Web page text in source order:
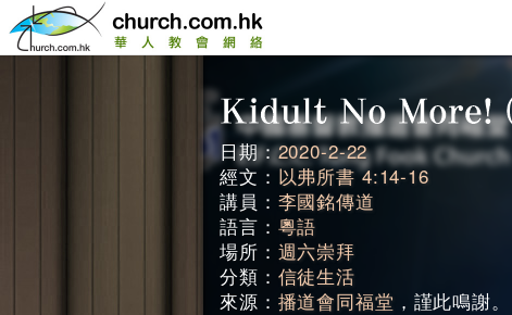
日期：2020-2-22
經文：以弗所書 4:14-16
講員： 李國銘傳道
語言： 粵語
場所： 週六崇拜
分類： 信徒生活
來源： 播道會同福堂 ，謹此鳴謝